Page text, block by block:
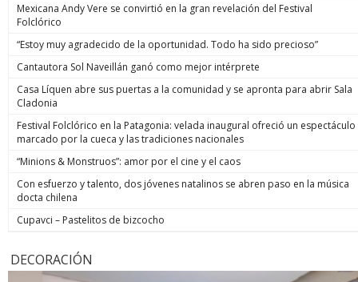
Mexicana Andy Vere se convirtió en la gran revelación del Festival
Folclórico
“Estoy muy agradecido de la oportunidad. Todo ha sido precioso”
Cantautora Sol Naveillán ganó como mejor intérprete
Casa Líquen abre sus puertas a la comunidad y se apronta para abrir Sala
Cladonia
Festival Folclórico en la Patagonia: velada inaugural ofreció un espectáculo
marcado por la cueca y las tradiciones nacionales
“Minions & Monstruos”: amor por el cine y el caos
Con esfuerzo y talento, dos jóvenes natalinos se abren paso en la música
docta chilena
Cupavci – Pastelitos de bizcocho
DECORACIÓN